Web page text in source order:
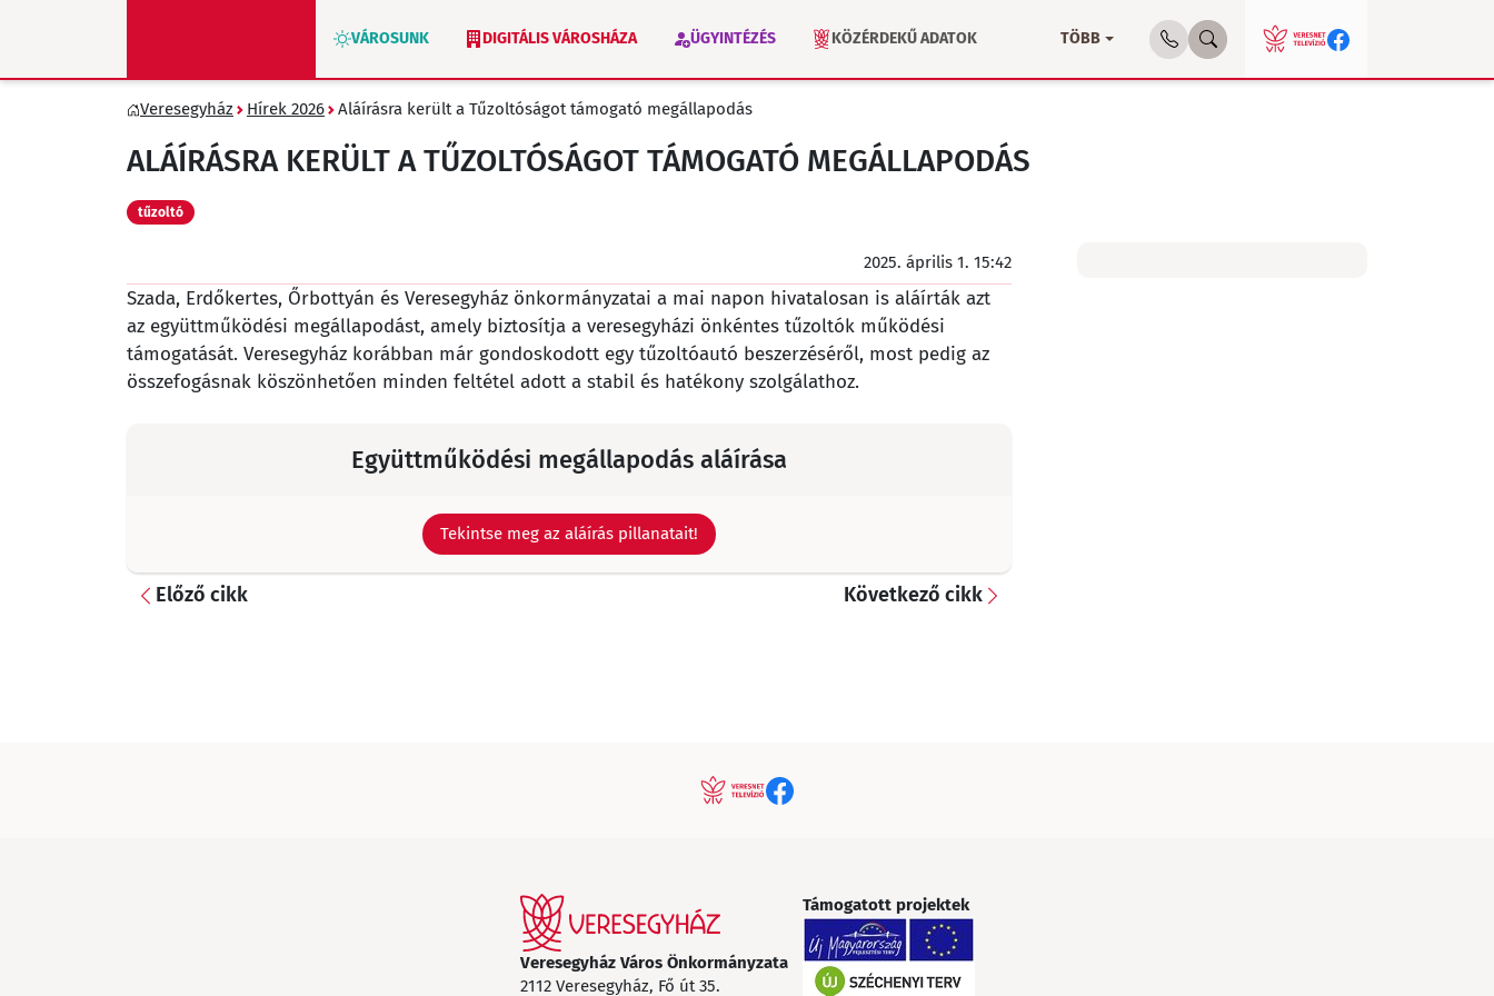
VÁROSUNK DIGITÁLIS VÁROSHÁZA ÜGYINTÉZÉS KÖZÉRDEKŰ ADATOK
ZÖLD VERESEGYHÁZ VÁLASZTÁS 2026 INTÉZMÉNYEK
TÖBB
Veresegyház Hírek 2026 Aláírásra került a Tűzoltóságot támogató megállapodás
ALÁÍRÁSRA KERÜLT A TŰZOLTÓSÁGOT TÁMOGATÓ MEGÁLLAPODÁS
tűzoltó
2025. április 1. 15:42
Szada, Erdőkertes, Őrbottyán és Veresegyház önkormányzatai a mai napon hivatalosan is aláírták azt
az együttműködési megállapodást, amely biztosítja a veresegyházi önkéntes tűzoltók működési
támogatását. Veresegyház korábban már gondoskodott egy tűzoltóautó beszerzéséről, most pedig az
összefogásnak köszönhetően minden feltétel adott a stabil és hatékony szolgálathoz.
Együttműködési megállapodás aláírása
Tekintse meg az aláírás pillanatait!
Előző cikk Következő cikk
Veresegyház Város Önkormányzata
2112 Veresegyház, Fő út 35.
Támogatott projektek